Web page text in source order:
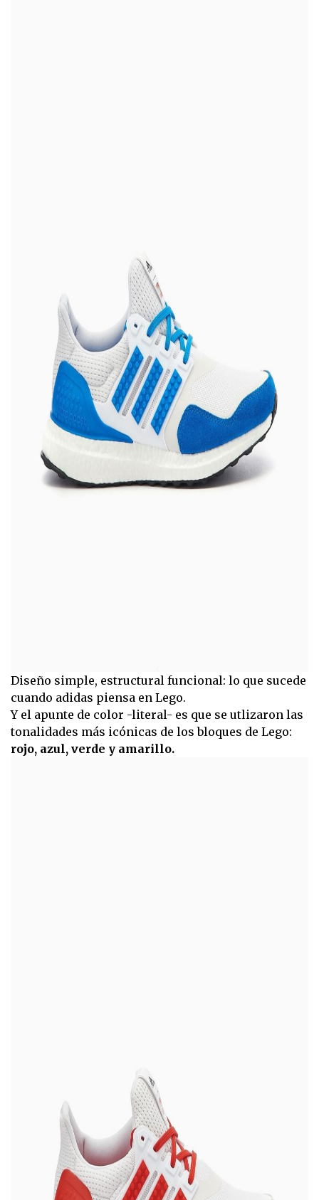
Diseño simple, estructural funcional: lo que sucede
cuando adidas piensa en Lego.
Y el apunte de color -literal- es que se utlizaron las
tonalidades más icónicas de los bloques de Lego:
rojo, azul, verde y amarillo.